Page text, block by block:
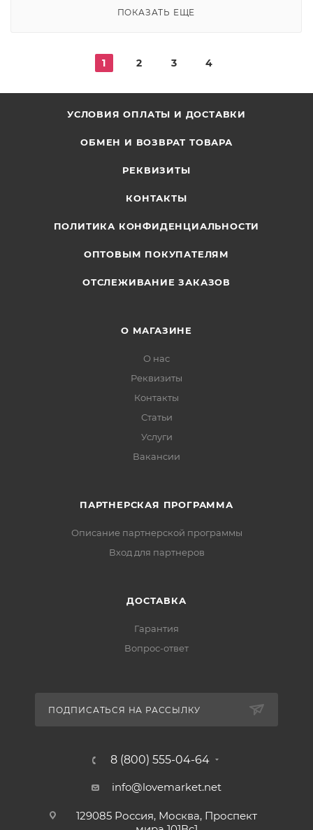
ПОКАЗАТЬ ЕЩЕ
1 2 3 4
УСЛОВИЯ ОПЛАТЫ И ДОСТАВКИ
ОБМЕН И ВОЗВРАТ ТОВАРА
РЕКВИЗИТЫ
КОНТАКТЫ
ПОЛИТИКА КОНФИДЕНЦИАЛЬНОСТИ
ОПТОВЫМ ПОКУПАТЕЛЯМ
ОТСЛЕЖИВАНИЕ ЗАКАЗОВ
О МАГАЗИНЕ
О нас
Реквизиты
Контакты
Статьи
Услуги
Вакансии
ПАРТНЕРСКАЯ ПРОГРАММА
Описание партнерской программы
Вход для партнеров
ДОСТАВКА
Гарантия
Вопрос-ответ
ПОДПИСАТЬСЯ НА РАССЫЛКУ
8 (800) 555-04-64
info@lovemarket.net
129085 Россия, Москва, Проспект